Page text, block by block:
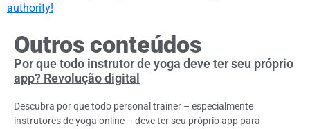
authority!
Outros conteúdos
Por que todo instrutor de yoga deve ter seu próprio
app? Revolução digital
Descubra por que todo personal trainer – especialmente
instrutores de yoga online – deve ter seu próprio app para